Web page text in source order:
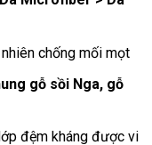
chống mối mọt
gỗ sồi Nga, gỗ
đệm kháng được vi